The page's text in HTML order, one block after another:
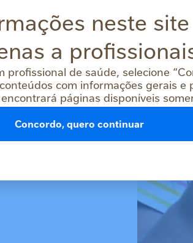
fornecidos
Ltda. para
Declaro
da NESTLÉ®
neste
a
profissional de saúde, selecione
com informações gerais e
páginas disponíveis
Concordo, quero continuar